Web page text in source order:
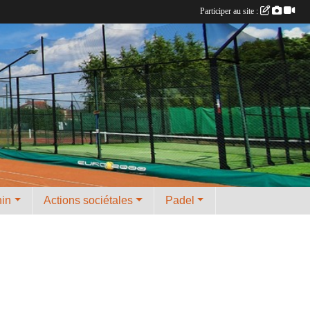
Actions sociétales Padel
Participer au site :